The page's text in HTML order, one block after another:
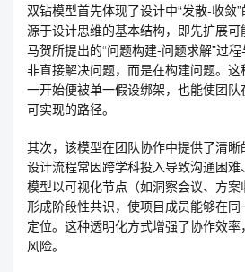
双钻模型首先体现了设计中“发散-收敛
源于设计思维的基本结构，即先扩展
马贺所提出的“问题构建-问题求解”过
非直接解决问题，而是在构建问题。
一开始便被单一假设绑架，也能使团
可实现的路径。
其次，该模型在团队协作中提供了清
设计流程常因跨学科投入导致沟通困
模型以可视化节点（如洞察会议、方案
形成阶段性共识，使项目成员能够在
定位。这种透明化方式增强了协作效
风险。